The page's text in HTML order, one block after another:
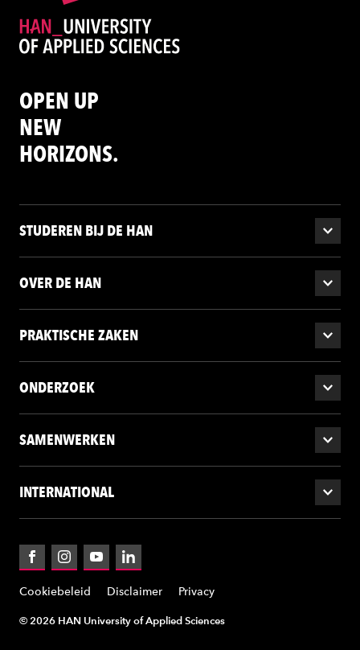
OPEN UP
NEW
HORIZONS.
STUDEREN BIJ DE HAN
OVER DE HAN
PRAKTISCHE ZAKEN
ONDERZOEK
SAMENWERKEN
INTERNATIONAL
FacebookInstagramYouTubeLinkedIn
Cookiebeleid Disclaimer Privacy
© 2026 HAN University of Applied Sciences